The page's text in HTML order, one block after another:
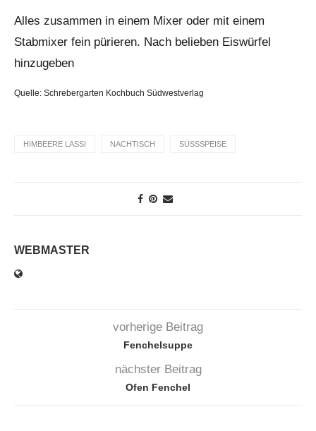
Alles zusammen in einem Mixer oder mit einem
Stabmixer fein pürieren. Nach belieben Eiswürfel
hinzugeben
Quelle: Schrebergarten Kochbuch Südwestverlag
HIMBEERE LASSI NACHTISCH SÜSSSPEISE
WEBMASTER
vorherige Beitrag
Fenchelsuppe
nächster Beitrag
Ofen Fenchel